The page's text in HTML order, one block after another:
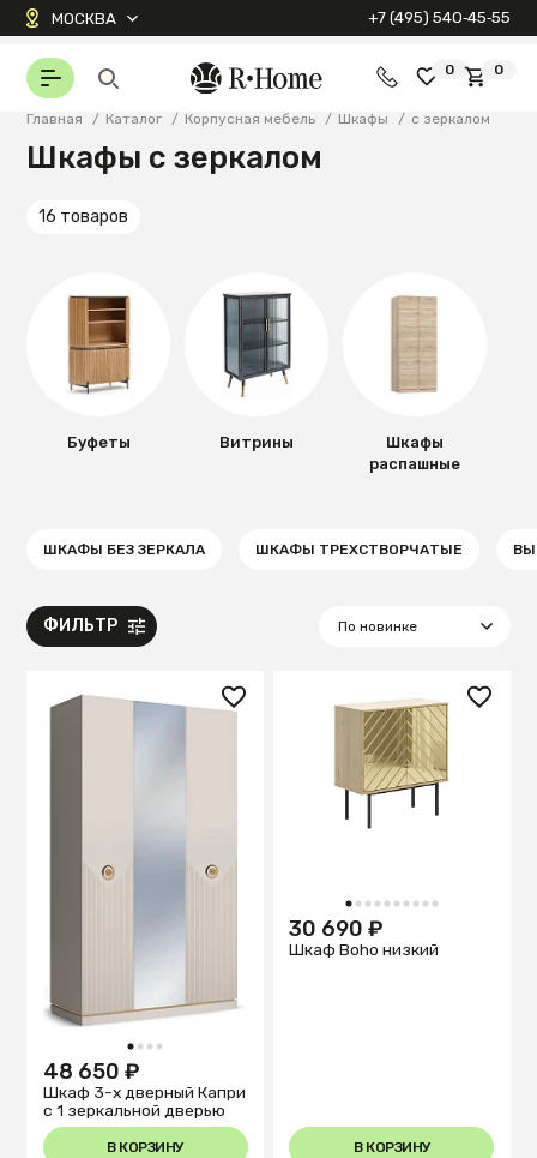
МОСКВА +7 (495) 540‑45‑55
0 0
Главная / Каталог / Корпусная мебель / Шкафы / с зеркалом
Шкафы с зеркалом
16 товаров
Буфеты Витрины
Шкафы
распашные
ШКАФЫ БЕЗ ЗЕРКАЛА ШКАФЫ ТРЕХСТВОРЧАТЫЕ
ФИЛЬТР
1 2 3 4
48 650 ₽
Шкаф 3-х дверный Капри
с 1 зеркальной дверью
В КОРЗИНУ
1 2 3 4 5 6 7 8 9 10
30 690 ₽
Шкаф Boho низкий
В КОРЗИНУ